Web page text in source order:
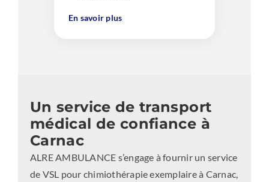
En savoir plus
Un service de transport
médical de confiance à
Carnac
ALRE AMBULANCE s’engage à fournir un service
de VSL pour chimiothérapie exemplaire à Carnac,